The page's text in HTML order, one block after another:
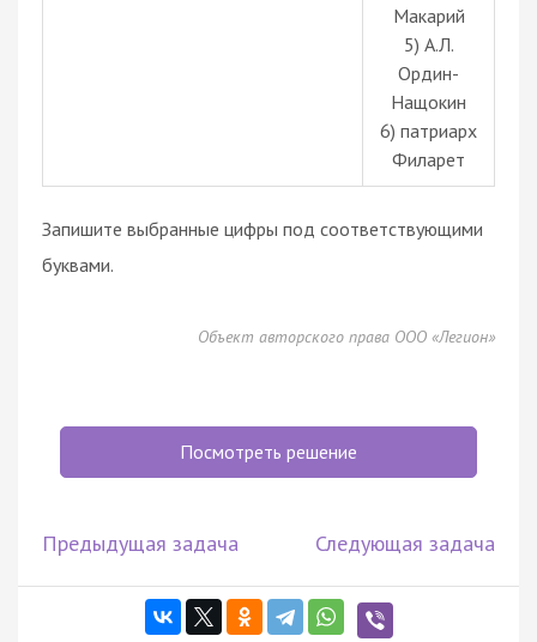
Макарий
5) А.Л.
Ордин-
Нащокин
6) патриарх
Филарет
Запишите выбранные цифры под соответствующими
буквами.
Объект авторского права ООО «Легион»
Посмотреть решение
Предыдущая задача Следующая задача